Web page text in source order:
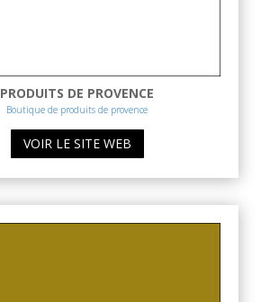
PRODUITS DE PROVENCE
Boutique de produits de provence
VOIR LE SITE WEB